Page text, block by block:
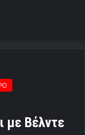
με Βέλντε